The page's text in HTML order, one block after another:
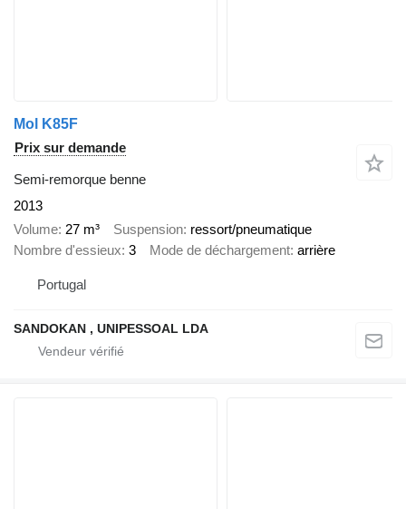
Mol K85F
Prix sur demande
Semi-remorque benne
2013
Volume 27 m³ Suspension ressort/pneumatique
Nombre d'essieux 3 Mode de déchargement arrière
Portugal
SANDOKAN , UNIPESSOAL LDA